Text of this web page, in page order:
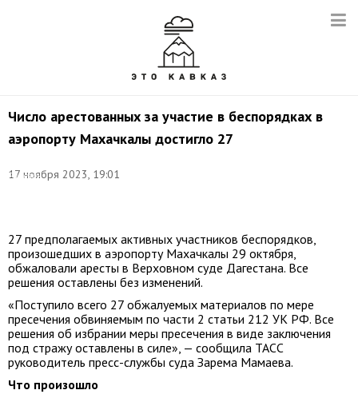
Число арестованных за участие в беспорядках в
аэропорту Махачкалы достигло 27
17 ноября 2023, 19:01
Рамазан
27 предполагаемых активных участников беспорядков,
произошедших в аэропорту Махачкалы 29 октября,
обжаловали аресты в Верховном суде Дагестана. Все
решения оставлены без изменений.
«Поступило всего 27 обжалуемых материалов по мере
пресечения обвиняемым по части 2 статьи 212 УК РФ. Все
решения об избрании меры пресечения в виде заключения
под стражу оставлены в силе», — сообщила ТАСС
руководитель пресс-службы суда Зарема Мамаева.
Что произошло